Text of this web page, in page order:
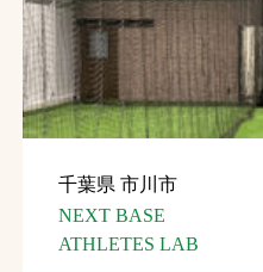
お問合せ
お取引先の皆様へ
ソーシャルメディアポリシー
千葉県 市川市
NEXT BASE
ATHLETES LAB